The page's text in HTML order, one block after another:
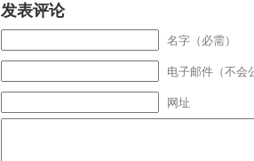
发表评论
名字（必需）
电子邮件（不会
网址